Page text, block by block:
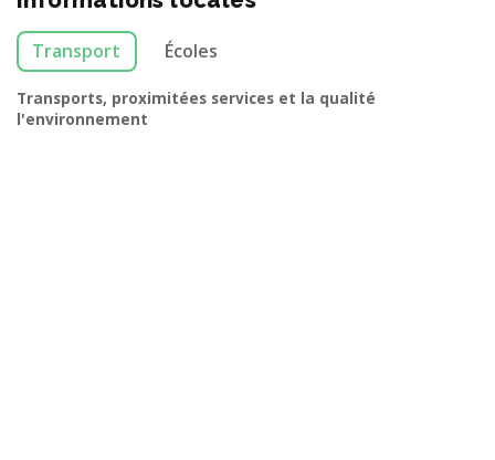
Transport Écoles
Transports, proximitées services et la qualité
l'environnement